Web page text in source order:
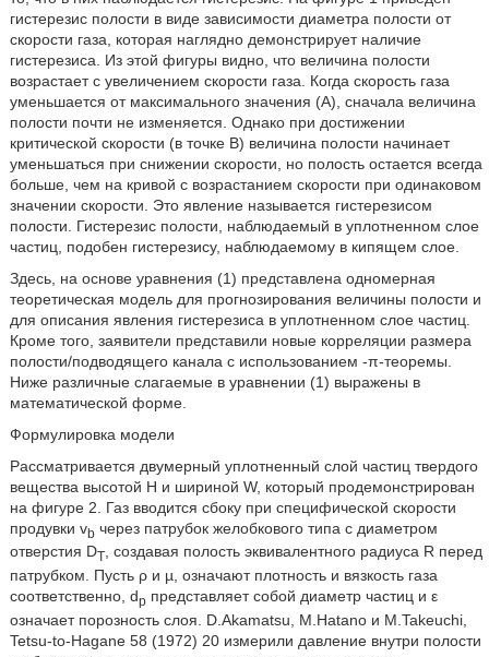
гистерезис полости в виде зависимости диаметра полости от
скорости газа, которая наглядно демонстрирует наличие
гистерезиса. Из этой фигуры видно, что величина полости
возрастает с увеличением скорости газа. Когда скорость газа
уменьшается от максимального значения (А), сначала величина
полости почти не изменяется. Однако при достижении
критической скорости (в точке В) величина полости начинает
уменьшаться при снижении скорости, но полость остается всегда
больше, чем на кривой с возрастанием скорости при одинаковом
значении скорости. Это явление называется гистерезисом
полости. Гистерезис полости, наблюдаемый в уплотненном слое
частиц, подобен гистерезису, наблюдаемому в кипящем слое.
Здесь, на основе уравнения (1) представлена одномерная
теоретическая модель для прогнозирования величины полости и
для описания явления гистерезиса в уплотненном слое частиц.
Кроме того, заявители представили новые корреляции размера
полости/подводящего канала с использованием -π-теоремы.
Ниже различные слагаемые в уравнении (1) выражены в
математической форме.
Формулировка модели
Рассматривается двумерный уплотненный слой частиц твердого
вещества высотой Н и шириной W, который продемонстрирован
на фигуре 2. Газ вводится сбоку при специфической скорости
продувки vb через патрубок желобкового типа с диаметром
отверстия DT, создавая полость эквивалентного радиуса R перед
патрубком. Пусть ρ и µ, означают плотность и вязкость газа
соответственно, dp представляет собой диаметр частиц и ε
означает порозность слоя. D.Akamatsu, M.Hatano и М.Takeuchi,
Tetsu-to-Hagane 58 (1972) 20 измерили давление внутри полости